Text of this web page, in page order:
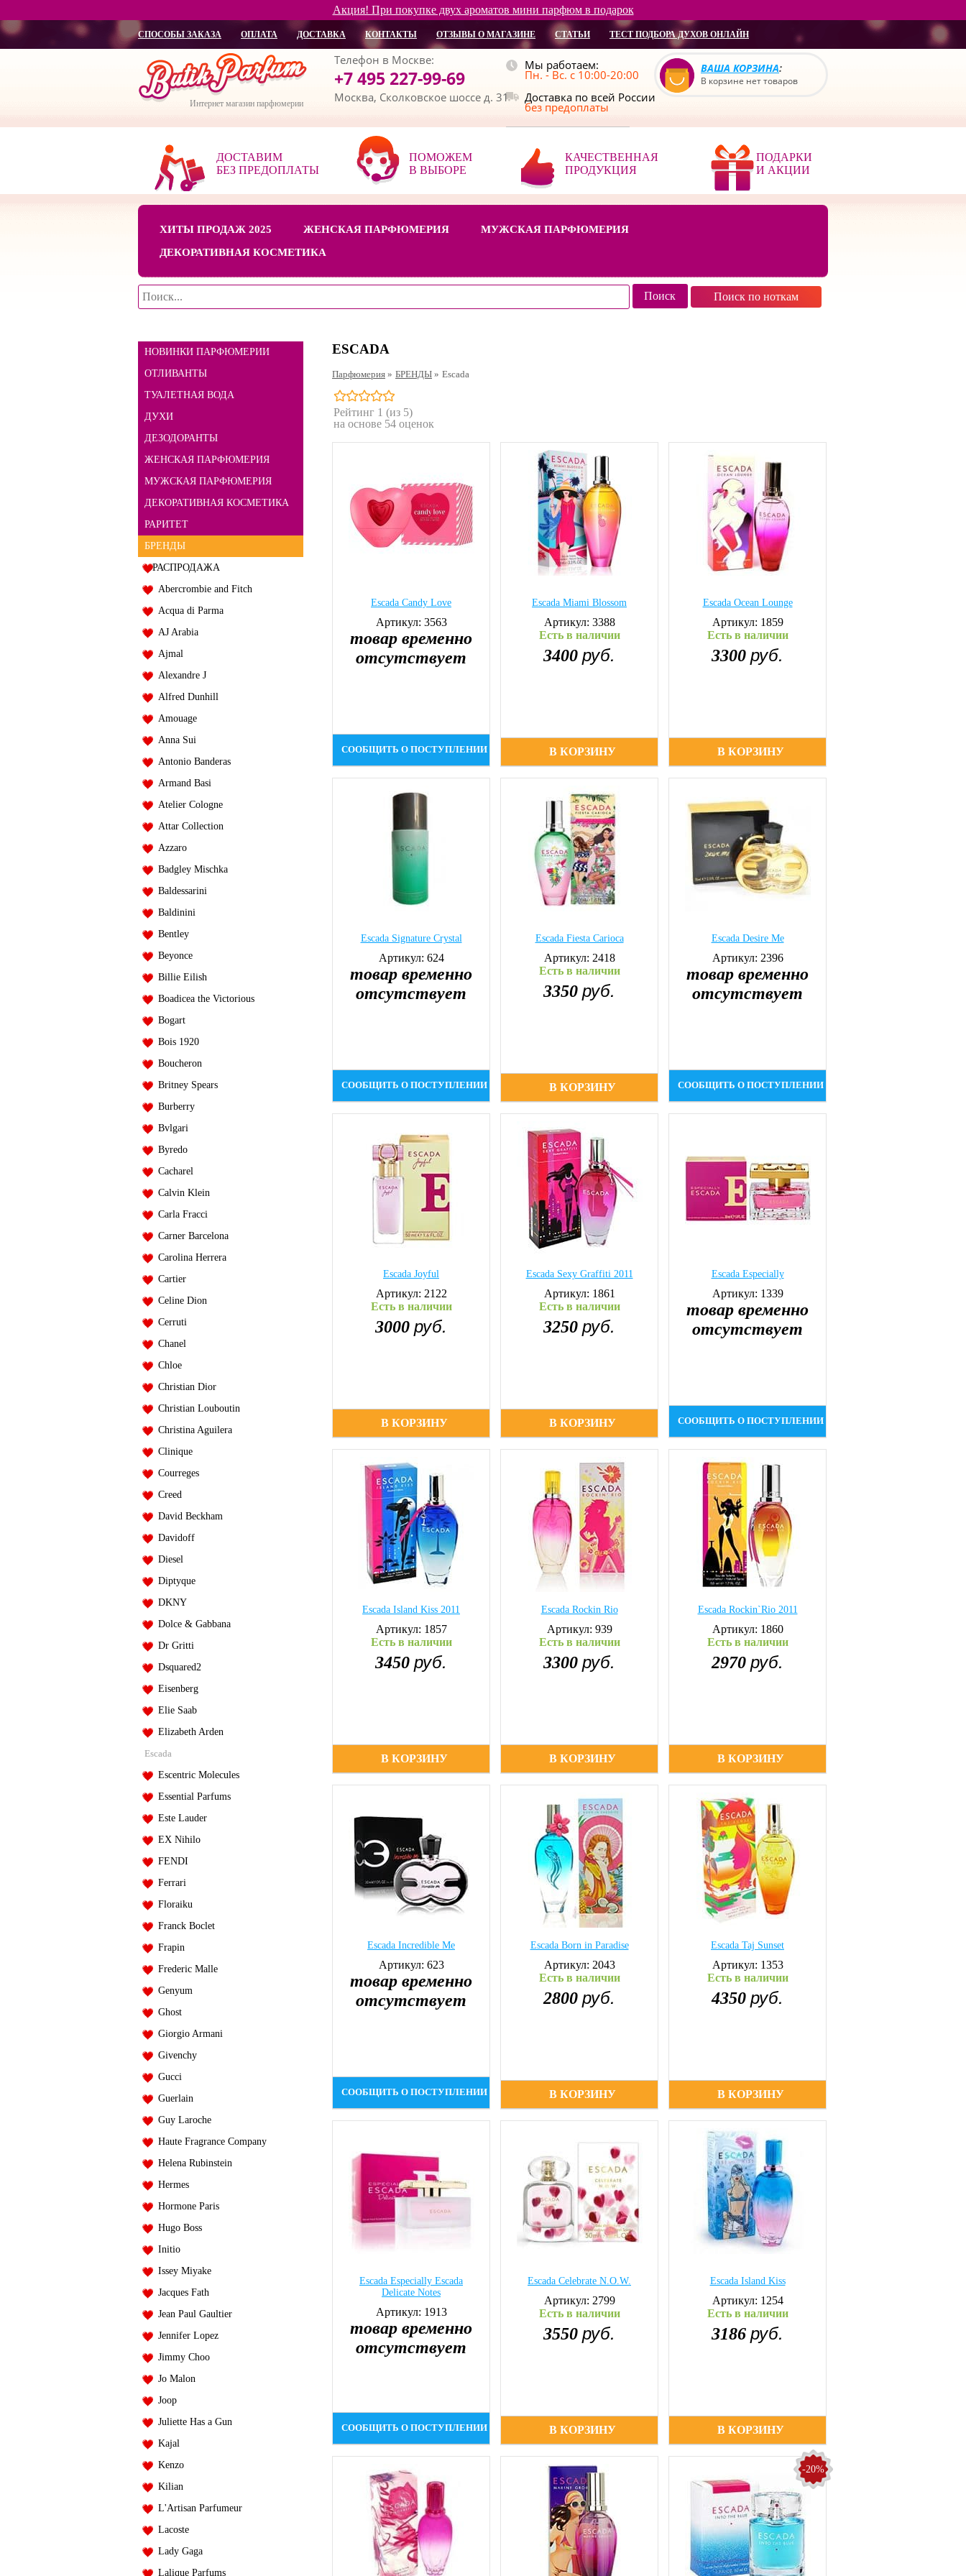
Акция! При покупке двух ароматов мини парфюм в подарок
СПОСОБЫ ЗАКАЗА ОПЛАТА ДОСТАВКА КОНТАКТЫ ОТЗЫВЫ О МАГАЗИНЕ СТАТЬИ ТЕСТ ПОДБОРА ДУХОВ ОНЛАЙН
Интернет магазин парфюмерии
Телефон в Москве:
+7 495 227-99-69
Москва, Сколковское шоссе д. 31
Мы работаем:
Пн. - Вс. с 10:00-20:00
Доставка по всей России
без предоплаты
ВАША КОРЗИНА:
В корзине нет товаров
ДОСТАВИМ
БЕЗ ПРЕДОПЛАТЫ
ПОМОЖЕМ
В ВЫБОРЕ
КАЧЕСТВЕННАЯ
ПРОДУКЦИЯ
ПОДАРКИ
И АКЦИИ
ХИТЫ ПРОДАЖ 2025 ЖЕНСКАЯ ПАРФЮМЕРИЯ
МУЖСКАЯ ПАРФЮМЕРИЯ
ДЕКОРАТИВНАЯ КОСМЕТИКА
Поиск по ноткам
НОВИНКИ ПАРФЮМЕРИИ
ОТЛИВАНТЫ
ТУАЛЕТНАЯ ВОДА
ДУХИ
ДЕЗОДОРАНТЫ
ЖЕНСКАЯ ПАРФЮМЕРИЯ
МУЖСКАЯ ПАРФЮМЕРИЯ
ДЕКОРАТИВНАЯ КОСМЕТИКА
РАРИТЕТ
БРЕНДЫ
РАСПРОДАЖА
Abercrombie and Fitch
Acqua di Parma
AJ Arabia
Ajmal
Alexandre J
Alfred Dunhill
Amouage
Anna Sui
Antonio Banderas
Armand Basi
Atelier Cologne
Attar Collection
Azzaro
Badgley Mischka
Baldessarini
Baldinini
Bentley
Beyonce
Billie Eilish
Boadicea the Victorious
Bogart
Bois 1920
Boucheron
Britney Spears
Burberry
Bvlgari
Byredo
Cacharel
Calvin Klein
Carla Fracci
Carner Barcelona
Carolina Herrera
Cartier
Celine Dion
Cerruti
Chanel
Chloe
Christian Dior
Christian Louboutin
Christina Aguilera
Clinique
Courreges
Creed
David Beckham
Davidoff
Diesel
Diptyque
DKNY
Dolce & Gabbana
Dr Gritti
Dsquared2
Eisenberg
Elie Saab
Elizabeth Arden
Escada
Escentric Molecules
Essential Parfums
Este Lauder
EX Nihilo
FENDI
Ferrari
Floraiku
Franck Boclet
Frapin
Frederic Malle
Genyum
Ghost
Giorgio Armani
Givenchy
Gucci
Guerlain
Guy Laroche
Haute Fragrance Company
Helena Rubinstein
Hermes
Hormone Paris
Hugo Boss
Initio
Issey Miyake
Jacques Fath
Jean Paul Gaultier
Jennifer Lopez
Jimmy Choo
Jo Malon
Joop
Juliette Has a Gun
Kajal
Kenzo
Kilian
L'Artisan Parfumeur
Lacoste
Lady Gaga
Lalique Parfums
ESCADA
Парфюмерия » БРЕНДЫ » Escada
Рейтинг 1 (из 5)
на основе 54 оценок
Escada Candy Love
Артикул: 3563
товар временно
отсутствует
СООБЩИТЬ О ПОСТУПЛЕНИИ
Escada Miami Blossom
Артикул: 3388
Есть в наличии
3400 руб.
В КОРЗИНУ
Escada Ocean Lounge
Артикул: 1859
Есть в наличии
3300 руб.
В КОРЗИНУ
Escada Signature Crystal
Артикул: 624
товар временно
отсутствует
СООБЩИТЬ О ПОСТУПЛЕНИИ
Escada Fiesta Carioca
Артикул: 2418
Есть в наличии
3350 руб.
В КОРЗИНУ
Escada Desire Me
Артикул: 2396
товар временно
отсутствует
СООБЩИТЬ О ПОСТУПЛЕНИИ
Escada Joyful
Артикул: 2122
Есть в наличии
3000 руб.
В КОРЗИНУ
Escada Sexy Graffiti 2011
Артикул: 1861
Есть в наличии
3250 руб.
В КОРЗИНУ
Escada Especially
Артикул: 1339
товар временно
отсутствует
СООБЩИТЬ О ПОСТУПЛЕНИИ
Escada Island Kiss 2011
Артикул: 1857
Есть в наличии
3450 руб.
В КОРЗИНУ
Escada Rockin Rio
Артикул: 939
Есть в наличии
3300 руб.
В КОРЗИНУ
Escada Rockin`Rio 2011
Артикул: 1860
Есть в наличии
2970 руб.
В КОРЗИНУ
Escada Incredible Me
Артикул: 623
товар временно
отсутствует
СООБЩИТЬ О ПОСТУПЛЕНИИ
Escada Born in Paradise
Артикул: 2043
Есть в наличии
2800 руб.
В КОРЗИНУ
Escada Taj Sunset
Артикул: 1353
Есть в наличии
4350 руб.
В КОРЗИНУ
Escada Especially Escada
Delicate Notes
Артикул: 1913
товар временно
отсутствует
СООБЩИТЬ О ПОСТУПЛЕНИИ
Escada Celebrate N.O.W.
Артикул: 2799
Есть в наличии
3550 руб.
В КОРЗИНУ
Escada Island Kiss
Артикул: 1254
Есть в наличии
3186 руб.
В КОРЗИНУ
-20%